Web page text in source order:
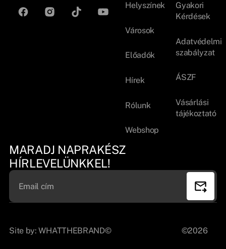
Helyszínek
Városok
Előadók
Hírek
Rólunk
Webshop
Gyakori
Kérdések
Adatvédelmi
szabályzat
ÁSZF
Vásárlási
tájékoztató
MARADJ NAPRAKÉSZ
HÍRLEVELÜNKKEL!
Site by:WHATTHEBRAND© ©2026